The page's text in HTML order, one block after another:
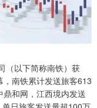
（以下简称南铁）获
南铁累计发送旅客613
和网，江西境内发送